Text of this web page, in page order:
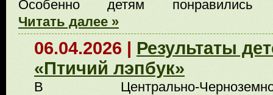
Особенно детям понравились
Читать далее »
06.04.2026 | Результаты
«Птичий лэпбук»
В Центрально-